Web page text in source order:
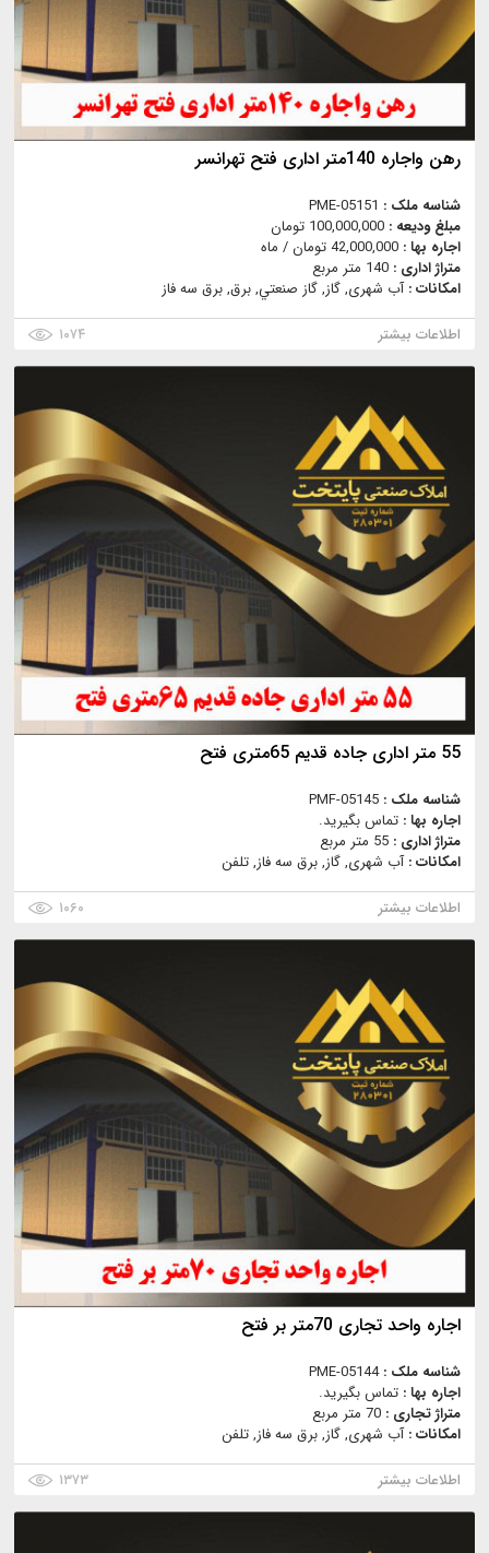
رهن واجاره 140متر اداری فتح تهرانسر
شناسه ملک : PME-05151
مبلغ ودیعه : 100,000,000 تومان
اجاره بها : 42,000,000 تومان / ماه
متراژ اداری : 140 متر مربع
امکانات :آب شهری, گاز, گاز صنعتي, برق, برق سه فاز
اطلاعات بیشتر
۱۰۷۴
55 متر اداری جاده قدیم 65متری فتح
شناسه ملک : PMF-05145
اجاره بها : تماس بگیرید.
متراژ اداری : 55 متر مربع
امکانات :آب شهری, گاز, برق سه فاز, تلفن
اطلاعات بیشتر
۱۰۶۰
اجاره واحد تجاری 70متر بر فتح
شناسه ملک :PME-05144
اجاره بها : تماس بگیرید.
متراژ تجاری : 70 متر مربع
امکانات :آب شهری, گاز, برق سه فاز, تلفن
اطلاعات بیشتر
۱۳۷۳